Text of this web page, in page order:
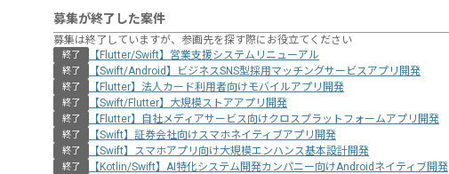
募集が終了した案件
募集は終了していますが、参画先を探す際にお役立てください
終了 【Flutter/Swift】営業支援システムリニューアル
終了 【Swift/Android】ビジネスSNS型採用マッチングサービスアプリ開発
終了 【Flutter】法人カード利用者向けモバイルアプリ開発
終了 【Swift/Flutter】大規模ストアアプリ開発
終了 【Flutter】自社メディアサービス向けクロスプラットフォームアプリ開発
終了 【Swift】証券会社向けスマホネイティブアプリ開発
終了 【Swift】スマホアプリ向け大規模エンハンス基本設計開発
終了 【Kotlin/Swift】AI特化システム開発カンパニー向けAndroidネイティブ開発